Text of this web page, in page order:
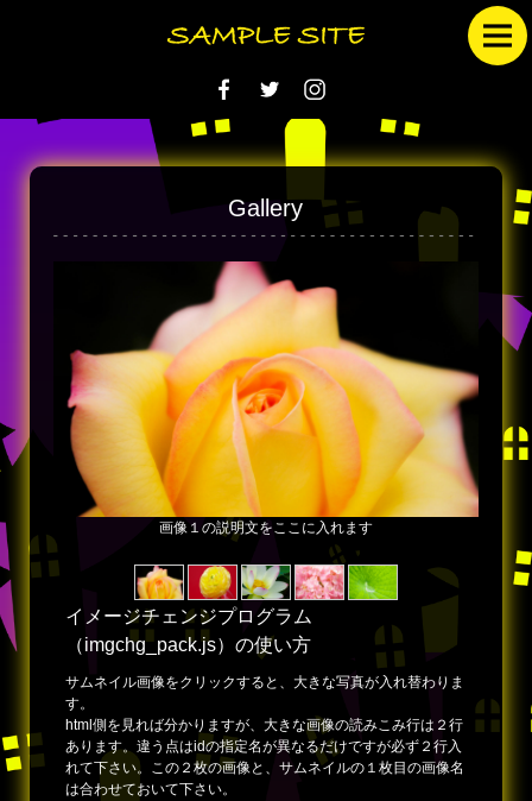
Gallery
画像１の説明文をここに入れます
イメージチェンジプログラム
（imgchg_pack.js）の使い方
サムネイル画像をクリックすると、大きな写真が入れ替わりま
す。
html側を見れば分かりますが、大きな画像の読みこみ行は２行
あります。違う点はidの指定名が異なるだけですが必ず２行入
れて下さい。この２枚の画像と、サムネイルの１枚目の画像名
は合わせておいて下さい。